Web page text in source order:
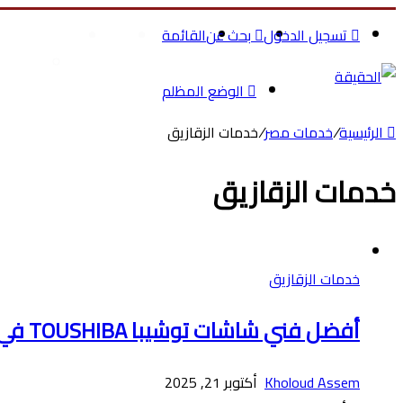
القائمةبحث عن تسجيل الدخول
الوضع المظلم
الرئيسية/خدمات مصر/خدمات الزقازيق
خدمات الزقازيق
خدمات الزقازيق
أفضل فني شاشات توشيبا TOUSHIBA في الزقازيق
Kholoud Assem أكتوبر 21, 2025